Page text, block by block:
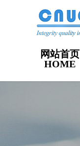
网站首页
HOME